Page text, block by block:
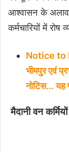
आश्वासन के
कर्मचारियों में रोष
Notice to
भीमपुर एवं
नोटिस… यह
मैदानी वन